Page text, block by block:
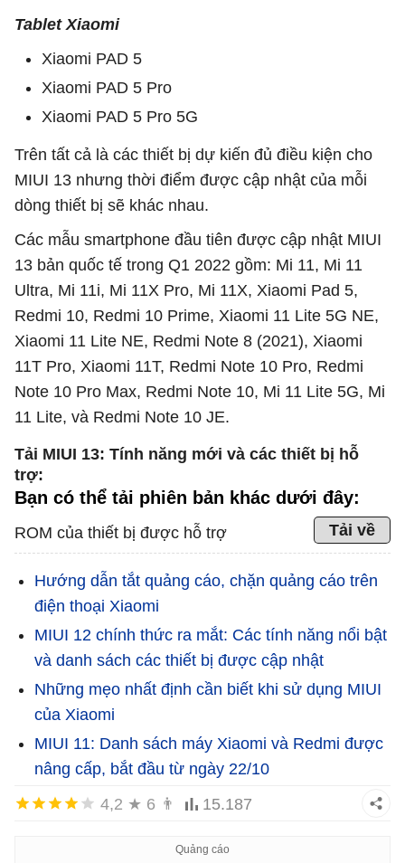
Tablet Xiaomi
Xiaomi PAD 5
Xiaomi PAD 5 Pro
Xiaomi PAD 5 Pro 5G
Trên tất cả là các thiết bị dự kiến đủ điều kiện cho
MIUI 13 nhưng thời điểm được cập nhật của mỗi
dòng thiết bị sẽ khác nhau.
Các mẫu smartphone đầu tiên được cập nhật MIUI
13 bản quốc tế trong Q1 2022 gồm: Mi 11, Mi 11
Ultra, Mi 11i, Mi 11X Pro, Mi 11X, Xiaomi Pad 5,
Redmi 10, Redmi 10 Prime, Xiaomi 11 Lite 5G NE,
Xiaomi 11 Lite NE, Redmi Note 8 (2021), Xiaomi
11T Pro, Xiaomi 11T, Redmi Note 10 Pro, Redmi
Note 10 Pro Max, Redmi Note 10, Mi 11 Lite 5G, Mi
11 Lite, và Redmi Note 10 JE.
Tải MIUI 13: Tính năng mới và các thiết bị hỗ
trợ:
Bạn có thể tải phiên bản khác dưới đây:
ROM của thiết bị được hỗ trợ Tải về
Hướng dẫn tắt quảng cáo, chặn quảng cáo trên
điện thoại Xiaomi
MIUI 12 chính thức ra mắt: Các tính năng nổi bật
và danh sách các thiết bị được cập nhật
Những mẹo nhất định cần biết khi sử dụng MIUI
của Xiaomi
MIUI 11: Danh sách máy Xiaomi và Redmi được
nâng cấp, bắt đầu từ ngày 22/10
4,2 ★ 6 👨 15.187